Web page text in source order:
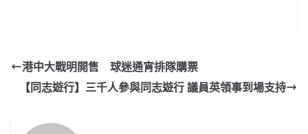
港中大戰明開售 球迷通宵排隊購票
【同志遊行】三千人參與同志遊行 議員英領事到場支持